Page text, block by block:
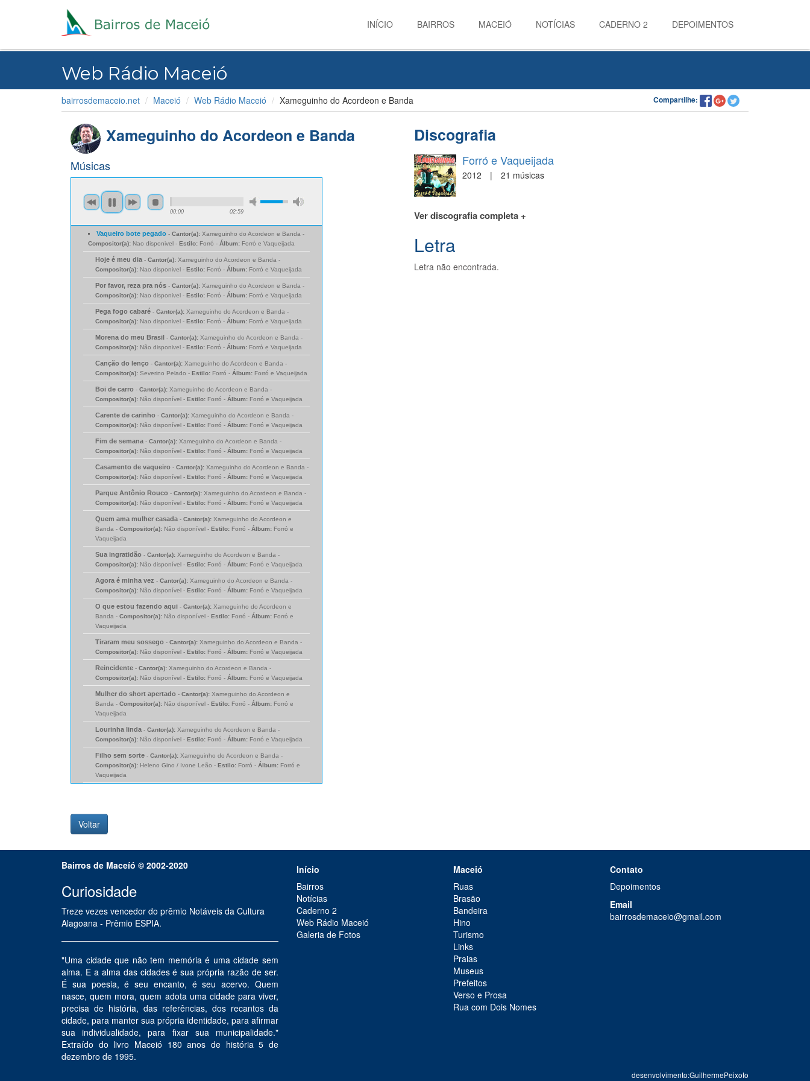
INÍCIO BAIRROS MACEIÓ NOTÍCIAS CADERNO 2 DEPOIMENTOS
Web Rádio Maceió
bairrosdemaceio.net Maceió Web Rádio Maceió Xameguinho do Acordeon e Banda Compartilhe:
Xameguinho do Acordeon e Banda
Músicas
00:00 02:59
Vaqueiro bote pegado -Cantor(a):Xameguinho do Acordeon e Banda -
Compositor(a): Nao disponivel - Estilo: Forró - Álbum: Forró e Vaqueijada
Hoje é meu dia - Cantor(a): Xameguinho do Acordeon e Banda -
Compositor(a): Nao disponivel - Estilo: Forró - Álbum: Forró e Vaqueijada
Por favor, reza pra nós - Cantor(a): Xameguinho do Acordeon e Banda -
Compositor(a): Nao disponivel - Estilo: Forró - Álbum: Forró e Vaqueijada
Pega fogo cabaré - Cantor(a): Xameguinho do Acordeon e Banda -
Compositor(a): Nao disponivel - Estilo: Forró - Álbum: Forró e Vaqueijada
Morena do meu Brasil - Cantor(a): Xameguinho do Acordeon e Banda -
Compositor(a): Não disponivel - Estilo: Forró - Álbum: Forró e Vaqueijada
Canção do lenço - Cantor(a): Xameguinho do Acordeon e Banda -
Compositor(a): Severino Pelado - Estilo: Forró - Álbum: Forró e Vaqueijada
Boi de carro - Cantor(a): Xameguinho do Acordeon e Banda -
Compositor(a): Não disponível - Estilo: Forró - Álbum: Forró e Vaqueijada
Carente de carinho - Cantor(a): Xameguinho do Acordeon e Banda -
Compositor(a): Não disponível - Estilo: Forró - Álbum: Forró e Vaqueijada
Fim de semana - Cantor(a): Xameguinho do Acordeon e Banda -
Compositor(a): Não disponível - Estilo: Forró - Álbum: Forró e Vaqueijada
Casamento de vaqueiro - Cantor(a): Xameguinho do Acordeon e Banda -
Compositor(a): Não disponível - Estilo: Forró - Álbum: Forró e Vaqueijada
Parque Antônio Rouco - Cantor(a): Xameguinho do Acordeon e Banda -
Compositor(a): Não disponível - Estilo: Forró - Álbum: Forró e Vaqueijada
Quem ama mulher casada - Cantor(a): Xameguinho do Acordeon e
Banda - Compositor(a): Não disponível - Estilo: Forró - Álbum: Forró e
Vaqueijada
Sua ingratidão - Cantor(a): Xameguinho do Acordeon e Banda -
Compositor(a): Não disponível - Estilo: Forró - Álbum: Forró e Vaqueijada
Agora é minha vez - Cantor(a): Xameguinho do Acordeon e Banda -
Compositor(a): Não disponível - Estilo: Forró - Álbum: Forró e Vaqueijada
O que estou fazendo aqui - Cantor(a): Xameguinho do Acordeon e
Banda - Compositor(a): Não disponível - Estilo: Forró - Álbum: Forró e
Vaqueijada
Tiraram meu sossego - Cantor(a): Xameguinho do Acordeon e Banda -
Compositor(a): Não disponível - Estilo: Forró - Álbum: Forró e Vaqueijada
Reincidente - Cantor(a): Xameguinho do Acordeon e Banda -
Compositor(a): Não disponível - Estilo: Forró - Álbum: Forró e Vaqueijada
Mulher do short apertado - Cantor(a): Xameguinho do Acordeon e
Banda - Compositor(a): Não disponível - Estilo: Forró - Álbum: Forró e
Vaqueijada
Lourinha linda - Cantor(a): Xameguinho do Acordeon e Banda -
Compositor(a): Não disponível - Estilo: Forró - Álbum: Forró e Vaqueijada
Filho sem sorte - Cantor(a): Xameguinho do Acordeon e Banda -
Compositor(a): Heleno Gino / Ivone Leão - Estilo: Forró - Álbum: Forró e
Vaqueijada
Discografia
Forró e Vaqueijada
2012 | 21 músicas
Ver discografia completa +
Letra
Letra não encontrada.
Bairros de Maceíó © 2002-2020
Curiosidade
Treze vezes vencedor do prêmio Notáveis da Cultura
Alagoana - Prêmio ESPIA.
"Uma cidade que não tem memória é uma cidade sem
alma. E a alma das cidades é sua própria razão de ser.
É sua poesia, é seu encanto, é seu acervo. Quem
nasce, quem mora, quem adota uma cidade para viver,
precisa de história, das referências, dos recantos da
cidade, para manter sua própria identidade, para afirmar
sua individualidade, para fixar sua municipalidade."
Extraído do livro Maceió 180 anos de história 5 de
dezembro de 1995.
Início
Bairros
Notícias
Caderno 2
Web Rádio Maceió
Galeria de Fotos
Maceió
Ruas
Brasão
Bandeira
Hino
Turismo
Links
Praias
Museus
Prefeitos
Verso e Prosa
Rua com Dois Nomes
Contato
Depoimentos
Email
bairrosdemaceio@gmail.com
desenvolvimento:GuilhermePeixoto